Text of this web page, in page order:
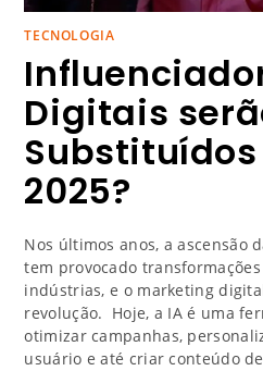
TECNOLOGIA
Digitais
2025?
Nos últimos anos, a ascensão
tem provocado
indústrias, e o marketing
revolução. Hoje, a IA é uma
otimizar campanhas,
usuário e até criar conteúdo